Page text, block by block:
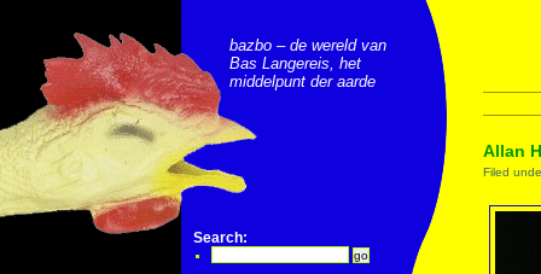
bazbo – de wereld van
Bas Langereis, het
middelpunt der aarde
Search:
Allan
Filed